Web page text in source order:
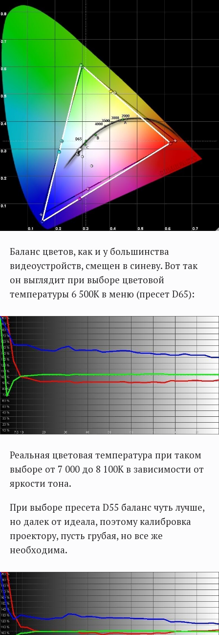
Баланс цветов, как и у большинства
видеоустройств, смещен в синеву. Вот так
он выглядит при выборе цветовой
температуры 6 500К в меню (пресет D65):
Реальная цветовая температура при таком
выборе от 7 000 до 8 100К в зависимости от
яркости тона.
При выборе пресета D55 баланс чуть лучше,
но далек от идеала, поэтому калибровка
проектору, пусть грубая, но все же
необходима.